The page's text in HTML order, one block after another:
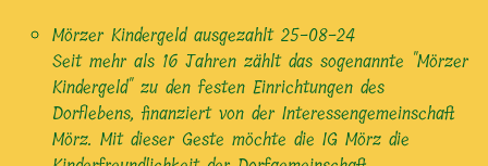
Mörzer Kindergeld ausgezahlt 25-08-24
Seit mehr als 16 Jahren zählt das sogenannte "Mörzer
Kindergeld" zu den festen Einrichtungen des
Dorflebens, finanziert von der Interessengemeinschaft
Mörz. Mit dieser Geste möchte die IG Mörz die